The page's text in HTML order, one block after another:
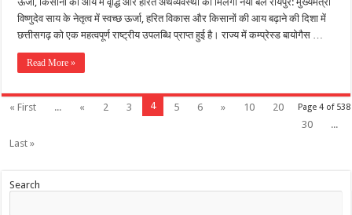
विष्णुदेव साय के नेतृत्व में स्वच्छ ऊर्जा, हरित विकास और किसानों की आय बढ़ाने की दिशा में
छत्तीसगढ़ को एक महत्वपूर्ण राष्ट्रीय उपलब्धि प्राप्त हुई है। राज्य में कम्प्रेस्ड बायोगैस …
Read More »
Page 4 of 538
« First ... « 2 3 4 5 6 » 10
20
30
...
Last »
Search